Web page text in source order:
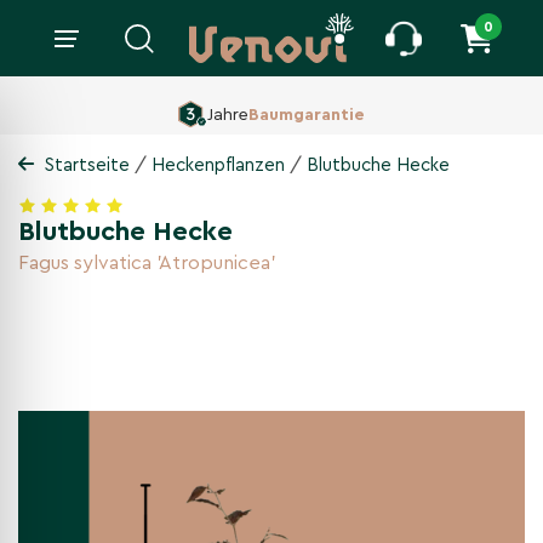
0
160 ha Baumschule,Seit 1860
Startseite / Heckenpflanzen / Blutbuche Hecke
Blutbuche Hecke
Fagus sylvatica 'Atropunicea'